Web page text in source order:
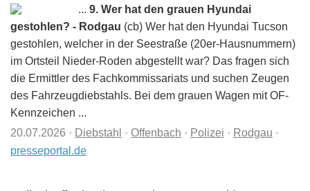
... 9. Wer hat den grauen Hyundai
gestohlen? - Rodgau (cb) Wer hat den Hyundai Tucson
gestohlen, welcher in der Seestraße (20er-Hausnummern)
im Ortsteil Nieder-Roden abgestellt war? Das fragen sich
die Ermittler des Fachkommissariats und suchen Zeugen
des Fahrzeugdiebstahls. Bei dem grauen Wagen mit OF-
Kennzeichen ...
20.07.2026 · Diebstahl · Offenbach · Polizei · Rodgau ·
presseportal.de